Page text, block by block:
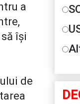
a
își
de